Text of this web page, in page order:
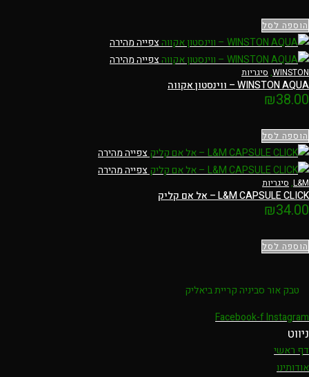
הוספה לסל
צפייה מהירה
צפייה מהירה
WINSTON
, סיגריות
WINSTON AQUA – ווינסטון אקווה
₪38.00
הוספה לסל
צפייה מהירה
צפייה מהירה
L&M
, סיגריות
L&M CAPSULE CLICK – אל אם קליק
₪34.00
הוספה לסל
טבק אור סביניה קריית ביאליק
Facebook-fInstagram
ניווט
דף ראשי
אודותינו